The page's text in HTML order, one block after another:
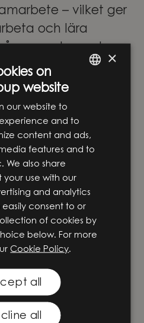
– vilket ger
och lära
av de mest
i
med Knightec
en av Norra
partners
digital
hur häftigt är inte
att omvandla ny
som skapar
×
on
website
our website to
and to
content and ads,
features and to
We also share
use with our
and analytics
consent to or
of cookies by
below. For more
Cookie Policy.
all
all